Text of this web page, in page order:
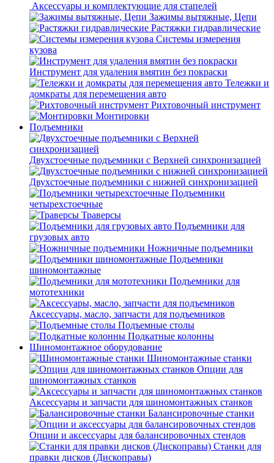
Аксессуары и комплектующие для стапелей
Зажимы вытяжные, Цепи
Растяжки гидравлические
Системы измерения
кузова
Инструмент для удаления вмятин без покраски
Тележки и
домкраты для перемещения авто
Рихтовочный инструмент
Монтировки
Подъемники
Двухстоечные подъемники с Верхней синхронизацией
Двухстоечные подъемники с нижней синхронизацией
Подъемники
четырехстоечные
Траверсы
Подъемники для
грузовых авто
Ножничные подъемники
Подъемники
шиномонтажные
Подъемники для
мототехники
Аксессуары, масло, запчасти для подъемников
Подъемные столы
Подкатные колонны
Шиномонтажное оборудование
Шиномонтажные станки
Опции для
шиномонтажных станков
Аксессуары и запчасти для шиномонтажных станков
Балансировочные станки
Опции и аксессуары для балансировочных стендов
Станки для
правки дисков (Дископравы)